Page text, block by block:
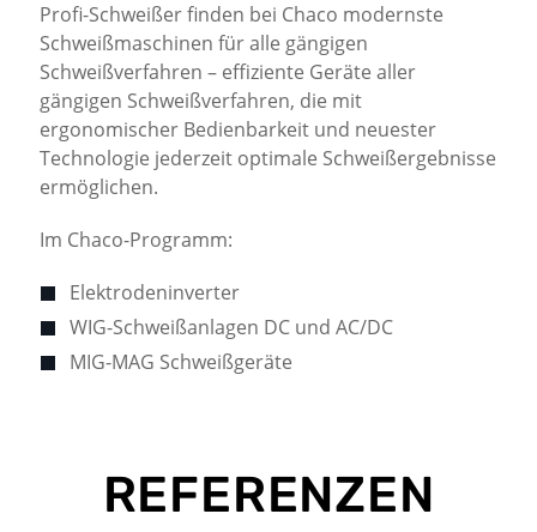
Profi-Schweißer finden bei Chaco modernste
Schweißmaschinen für alle gängigen
Schweißverfahren – effiziente Geräte aller
gängigen Schweißverfahren, die mit
ergonomischer Bedienbarkeit und neuester
Technologie jederzeit optimale Schweißergebnisse
ermöglichen.
Im Chaco-Programm:
Elektrodeninverter
WIG-Schweißanlagen DC und AC/DC
MIG-MAG Schweißgeräte
REFERENZEN